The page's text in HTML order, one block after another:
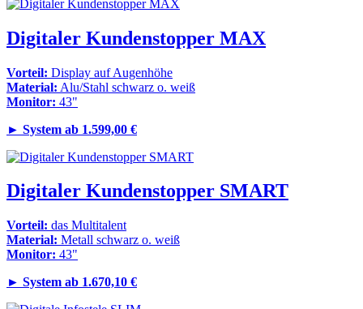
Digitaler Kundenstopper MAX
Vorteil: Display auf Augenhöhe
Material: Alu/Stahl schwarz o. weiß
Monitor: 43"
► System ab 1.599,00 €
Digitaler Kundenstopper SMART
Vorteil: das Multitalent
Material: Metall schwarz o. weiß
Monitor: 43"
► System ab 1.670,10 €